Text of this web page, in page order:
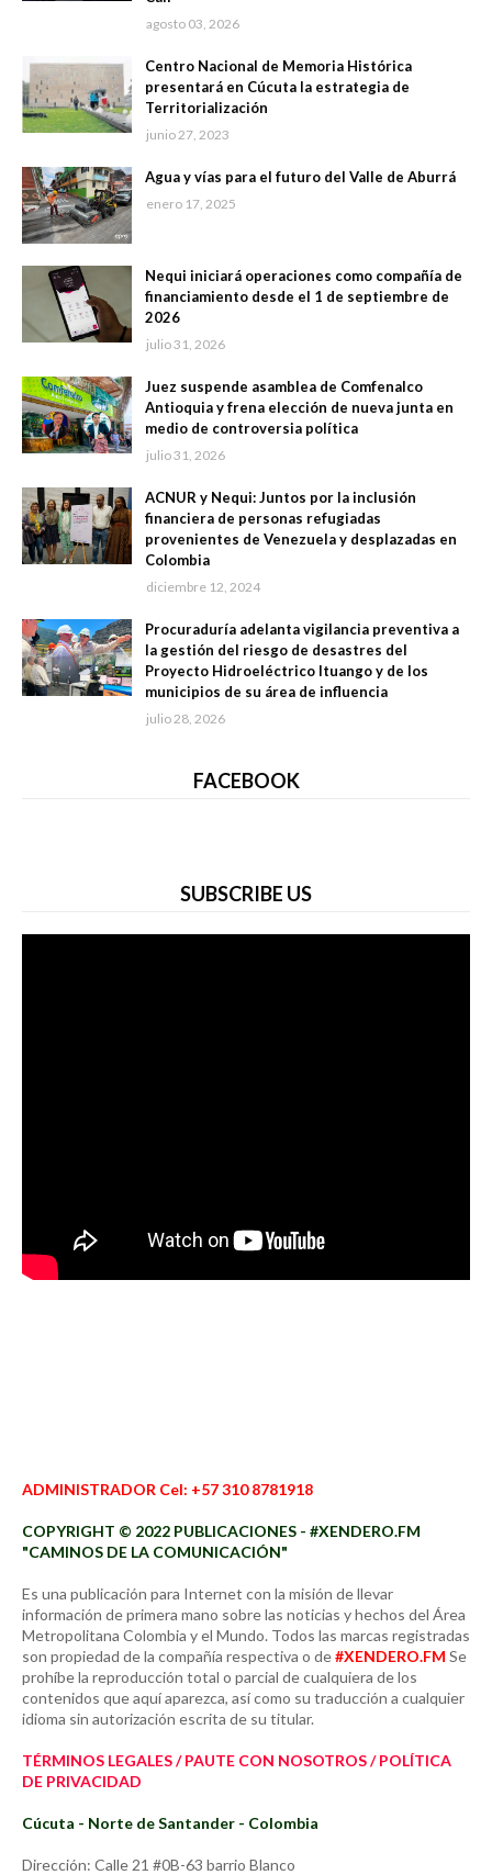
agosto 03, 2026
Centro Nacional de Memoria Histórica
presentará en Cúcuta la estrategia de
Territorialización
junio 27, 2023
Agua y vías para el futuro del Valle de Aburrá
enero 17, 2025
Nequi iniciará operaciones como compañía de
financiamiento desde el 1 de septiembre de
2026
julio 31, 2026
Juez suspende asamblea de Comfenalco
Antioquia y frena elección de nueva junta en
medio de controversia política
julio 31, 2026
ACNUR y Nequi: Juntos por la inclusión
financiera de personas refugiadas
provenientes de Venezuela y desplazadas en
Colombia
diciembre 12, 2024
Procuraduría adelanta vigilancia preventiva a
la gestión del riesgo de desastres del
Proyecto Hidroeléctrico Ituango y de los
municipios de su área de influencia
julio 28, 2026
FACEBOOK
SUBSCRIBE US
ADMINISTRADOR Cel: +57 310 8781918
COPYRIGHT © 2022 PUBLICACIONES - #XENDERO.FM
"CAMINOS DE LA COMUNICACIÓN"
Es una publicación para Internet con la misión de llevar
información de primera mano sobre las noticias y hechos del Área
Metropolitana Colombia y el Mundo. Todos las marcas registradas
son propiedad de la compañía respectiva o de#XENDERO.FM Se
prohíbe la reproducción total o parcial de cualquiera de los
contenidos que aquí aparezca, así como su traducción a cualquier
idioma sin autorización escrita de su titular.
TÉRMINOS LEGALES / PAUTE CON NOSOTROS / POLÍTICA
DE PRIVACIDAD
Cúcuta - Norte de Santander - Colombia
Dirección: Calle 21 #0B-63 barrio Blanco